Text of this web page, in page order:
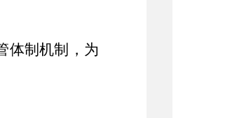
体制机制，为